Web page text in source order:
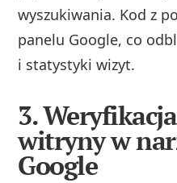
wyszukiwania. Kod z
panelu Google, co
i statystyki wizyt.
3.
witryny w
Google